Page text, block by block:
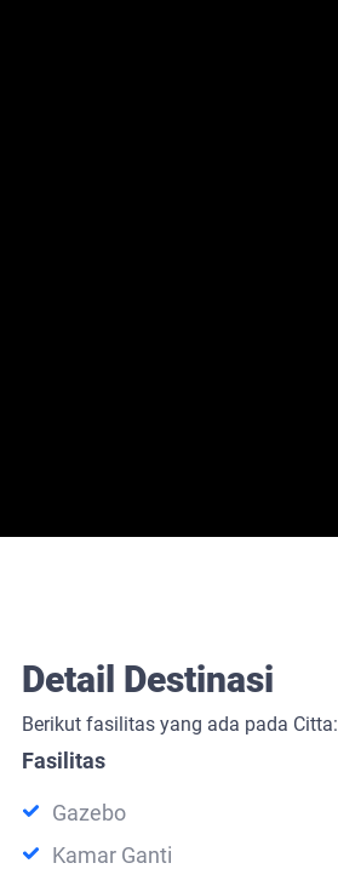
Detail Destinasi
Berikut fasilitas yang ada pada Citta:
Fasilitas
Gazebo
Kamar Ganti